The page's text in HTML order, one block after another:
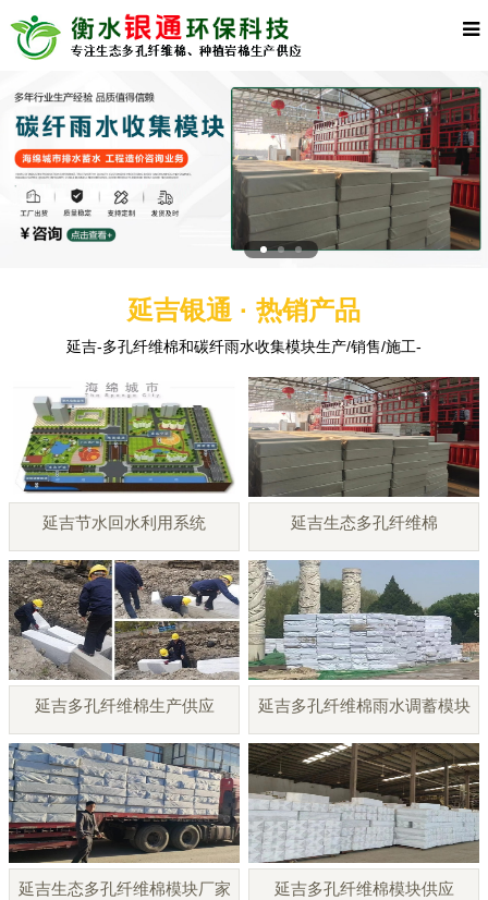
延吉银通 · 热销产品
延吉-多孔纤维棉和碳纤雨水收集模块生产/销售/施工-
延吉节水回水利用系统 延吉生态多孔纤维棉
延吉多孔纤维棉生产供应 延吉多孔纤维棉雨水调蓄模块
延吉生态多孔纤维棉模块厂家 延吉多孔纤维棉模块供应